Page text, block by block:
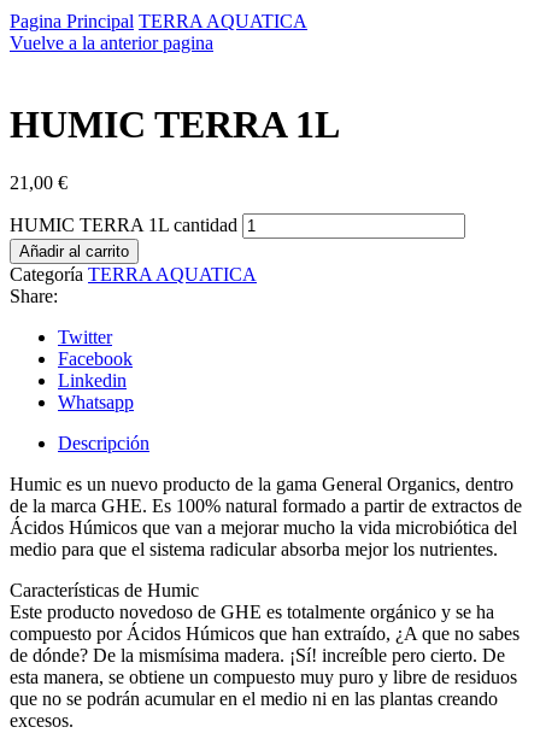
Pagina Principal TERRA AQUATICA
Vuelve a la anterior pagina
HUMIC TERRA 1L
21,00 €
HUMIC TERRA 1L cantidad
Añadir al carrito
Categoría TERRA AQUATICA
Share:
Twitter
Facebook
Linkedin
Whatsapp
Descripción
Humic es un nuevo producto de la gama General Organics, dentro
de la marca GHE. Es 100% natural formado a partir de extractos de
Ácidos Húmicos que van a mejorar mucho la vida microbiótica del
medio para que el sistema radicular absorba mejor los nutrientes.
Características de Humic
Este producto novedoso de GHE es totalmente orgánico y se ha
compuesto por Ácidos Húmicos que han extraído, ¿A que no sabes
de dónde? De la mismísima madera. ¡Sí! increíble pero cierto. De
esta manera, se obtiene un compuesto muy puro y libre de residuos
que no se podrán acumular en el medio ni en las plantas creando
excesos.